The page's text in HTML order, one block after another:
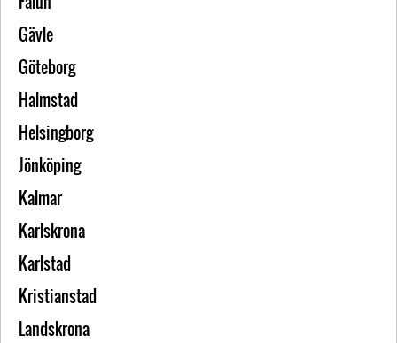
Gävle
Göteborg
Halmstad
Helsingborg
Jönköping
Kalmar
Karlskrona
Karlstad
Kristianstad
Landskrona